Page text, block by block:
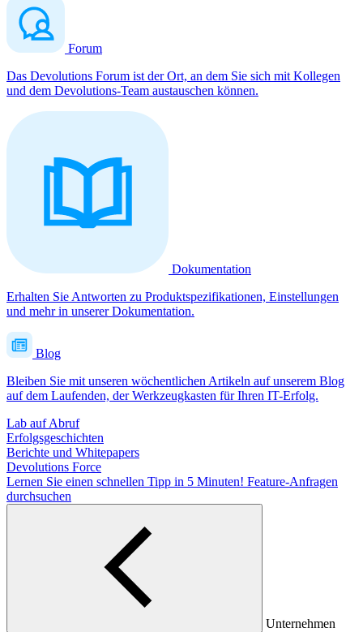
Forum
Das Devolutions Forum ist der Ort, an dem Sie sich mit Kollegen
und dem Devolutions-Team austauschen können.
Dokumentation
Erhalten Sie Antworten zu Produktspezifikationen, Einstellungen
und mehr in unserer Dokumentation.
Blog
Bleiben Sie mit unseren wöchentlichen Artikeln auf unserem Blog
auf dem Laufenden, der Werkzeugkasten für Ihren IT-Erfolg.
Lab auf Abruf
Erfolgsgeschichten
Berichte und Whitepapers
Devolutions Force
Lernen Sie einen schnellen Tipp in 5 Minuten! Feature-Anfragen
durchsuchen
Unternehmen